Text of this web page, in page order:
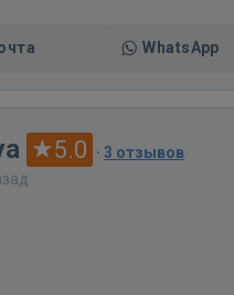
WhatsApp
5.0 · 3 отзывов